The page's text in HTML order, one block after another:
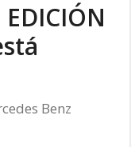
Benz